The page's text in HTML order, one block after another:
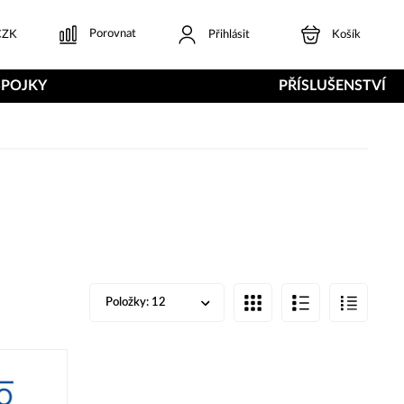
Porovnat Přihlásit Košík
PŘÍSLUŠENSTVÍ
Položky: 12